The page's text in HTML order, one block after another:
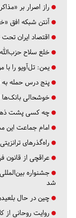
راز اصرار بر
آنتن شبکه افق
اقتصاد ایران تحت
خلع سلاح
یمن: تل‌آویو را
پنج درس‌ حمله به
خوشحالی بانک‌ها
چه کسی پشت ذهنیت
امام جماعت این مسجد در ۳ سال،
راه‌گذرهای
عراقچی از قانون
جشنواره
شد
چین در حال
روایت روحانی از